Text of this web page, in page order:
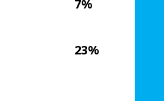
7%
23%